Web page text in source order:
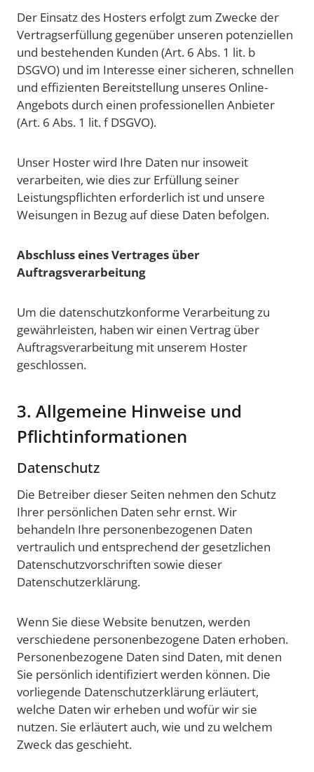
Der Einsatz des Hosters erfolgt zum Zwecke der
Vertragserfüllung gegenüber unseren potenziellen
und bestehenden Kunden (Art. 6 Abs. 1 lit. b
DSGVO) und im Interesse einer sicheren, schnellen
und effizienten Bereitstellung unseres Online-
Angebots durch einen professionellen Anbieter
(Art. 6 Abs. 1 lit. f DSGVO).
Unser Hoster wird Ihre Daten nur insoweit
verarbeiten, wie dies zur Erfüllung seiner
Leistungspflichten erforderlich ist und unsere
Weisungen in Bezug auf diese Daten befolgen.
Abschluss eines Vertrages über
Auftragsverarbeitung
Um die datenschutzkonforme Verarbeitung zu
gewährleisten, haben wir einen Vertrag über
Auftragsverarbeitung mit unserem Hoster
geschlossen.
3. Allgemeine Hinweise und
Pflichtinformationen
Datenschutz
Die Betreiber dieser Seiten nehmen den Schutz
Ihrer persönlichen Daten sehr ernst. Wir
behandeln Ihre personenbezogenen Daten
vertraulich und entsprechend der gesetzlichen
Datenschutzvorschriften sowie dieser
Datenschutzerklärung.
Wenn Sie diese Website benutzen, werden
verschiedene personenbezogene Daten erhoben.
Personenbezogene Daten sind Daten, mit denen
Sie persönlich identifiziert werden können. Die
vorliegende Datenschutzerklärung erläutert,
welche Daten wir erheben und wofür wir sie
nutzen. Sie erläutert auch, wie und zu welchem
Zweck das geschieht.